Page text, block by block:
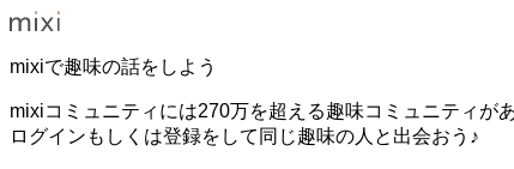
mixiで趣味の話をしよう
mixiコミュニティには270万を超える趣味コミュニティが
ログインもしくは登録をして同じ趣味の人と出会おう♪